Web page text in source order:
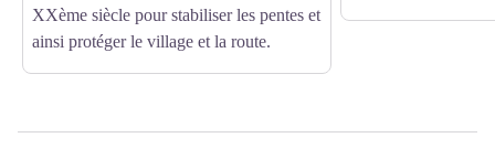
XXème siècle pour stabiliser les pentes et
ainsi protéger le village et la route.